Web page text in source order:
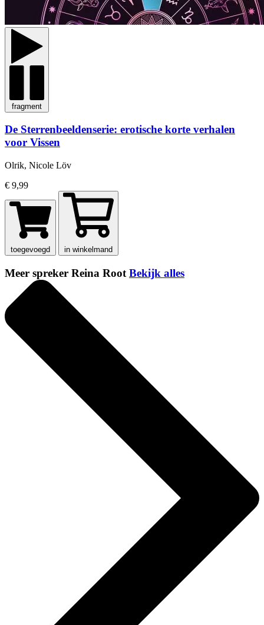
fragment
De Sterrenbeeldenserie: erotische korte verhalen
voor Vissen
Olrik, Nicole Löv
€ 9,99
toegevoegd in winkelmand
Meer spreker Reina Root Bekijk alles